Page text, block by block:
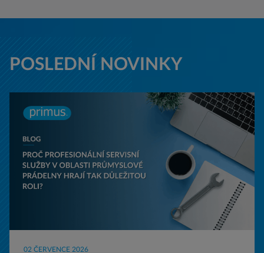
POSLEDNÍ NOVINKY
02 ČERVENCE 2026